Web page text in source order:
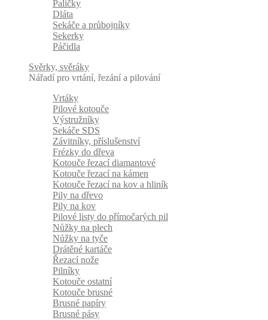
Paličky
Dláta
Sekáče a průbojníky
Sekerky
Páčidla
Svěrky, svěráky
Nářadí pro vrtání, řezání a pilování
Vrtáky
Pilové kotouče
Výstružníky
Sekáče SDS
Závitníky, příslušenství
Frézky do dřeva
Kotouče řezací diamantové
Kotouče řezací na kámen
Kotouče řezací na kov a hliník
Pily na dřevo
Pily na kov
Pilové listy do přímočarých pil
Nůžky na plech
Nůžky na tyče
Drátěné kartáče
Řezací nože
Pilníky
Kotouče ostatní
Kotouče brusné
Brusné papíry
Brusné pásy